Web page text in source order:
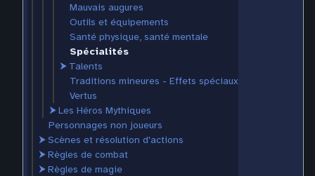
Mauvais augures
Outils et équipements
Santé physique, santé mentale
Spécialités
⮞ Talents
Traditions mineures - Effets spéciaux
Vertus
⮞Les Héros Mythiques
Personnages non joueurs
⮞Scènes et résolution d'actions
⮞Règles de combat
⮞Règles de magie